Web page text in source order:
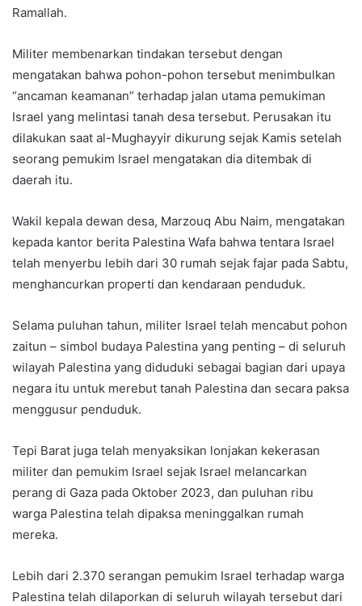
Ramallah.
Militer membenarkan tindakan tersebut dengan
mengatakan bahwa pohon-pohon tersebut menimbulkan
“ancaman keamanan” terhadap jalan utama pemukiman
Israel yang melintasi tanah desa tersebut. Perusakan itu
dilakukan saat al-Mughayyir dikurung sejak Kamis setelah
seorang pemukim Israel mengatakan dia ditembak di
daerah itu.
Wakil kepala dewan desa, Marzouq Abu Naim, mengatakan
kepada kantor berita Palestina Wafa bahwa tentara Israel
telah menyerbu lebih dari 30 rumah sejak fajar pada Sabtu,
menghancurkan properti dan kendaraan penduduk.
Selama puluhan tahun, militer Israel telah mencabut pohon
zaitun – simbol budaya Palestina yang penting – di seluruh
wilayah Palestina yang diduduki sebagai bagian dari upaya
negara itu untuk merebut tanah Palestina dan secara paksa
menggusur penduduk.
Tepi Barat juga telah menyaksikan lonjakan kekerasan
militer dan pemukim Israel sejak Israel melancarkan
perang di Gaza pada Oktober 2023, dan puluhan ribu
warga Palestina telah dipaksa meninggalkan rumah
mereka.
Lebih dari 2.370 serangan pemukim Israel terhadap warga
Palestina telah dilaporkan di seluruh wilayah tersebut dari